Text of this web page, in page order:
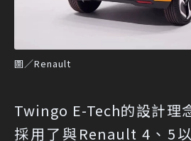
圖／Renault
Twingo E-Tech的設計理
採用了與Renault 4、5